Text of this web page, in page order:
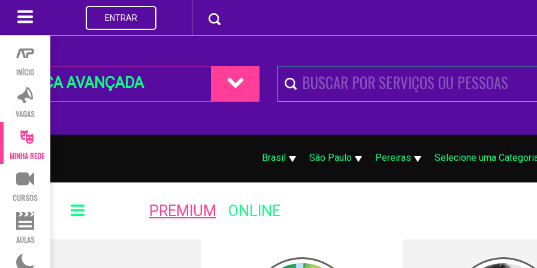
INÍCIO
VAGAS
MINHA REDE
CURSOS
AULAS
ENTRAR
BUSCA AVANÇADA
Brasil São Paulo Pereiras Selecione uma
PREMIUM ONLINE